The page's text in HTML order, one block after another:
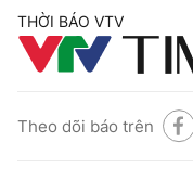
Phim VTV
Hậu trường
Giải trí
Điện ảnh
Âm nhạc
Du lịch
THỜI BÁO VTV
Theo dõi báo trên